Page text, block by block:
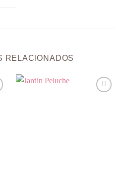
RELACIONADOS